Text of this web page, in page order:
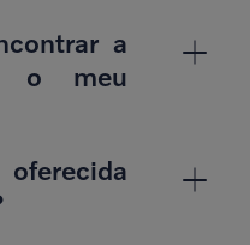
a
o meu